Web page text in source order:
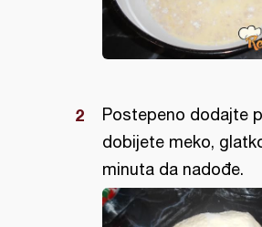
Postepeno dodajte
dobijete meko,
minuta da nadođe.